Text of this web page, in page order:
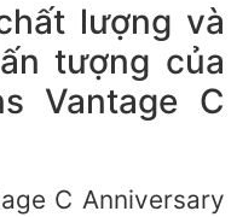
lượng và
tượng của
Vantage C
C Anniversary